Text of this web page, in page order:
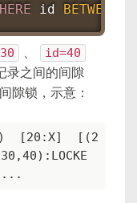
id BETWEEN
id=40
录之间的间隙
隙锁，示意：
[20:X]  [(2
...